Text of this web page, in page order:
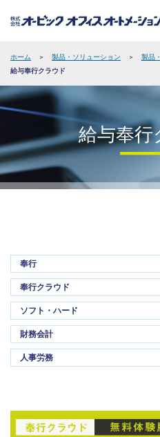
ホーム > 製品・ソリューション > 製品
給与奉行クラウド
給与奉行
奉行
奉行クラウド
ソフト・ハード
財務会計
人事労務